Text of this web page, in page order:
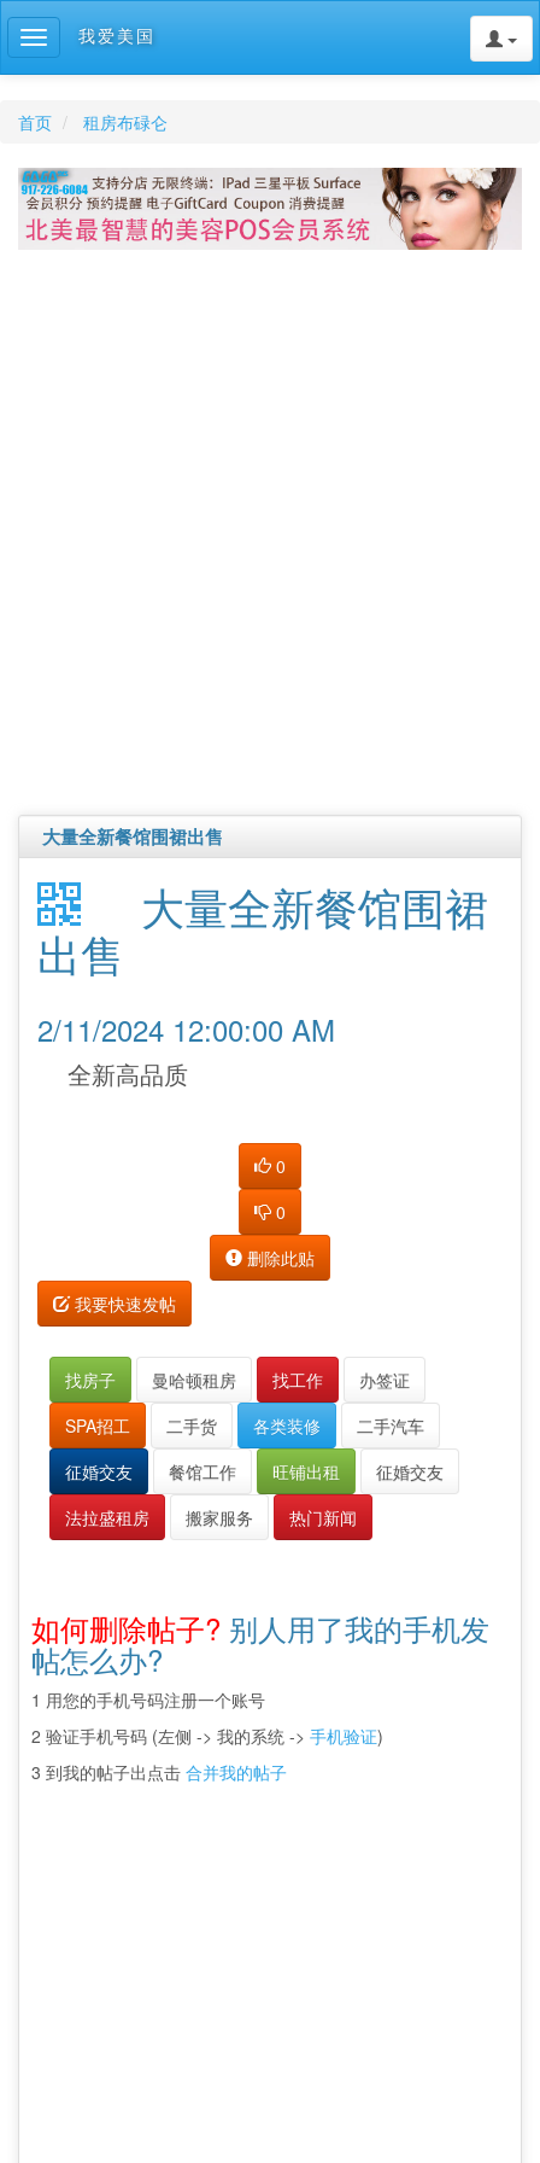
Toggle
navigation
我爱美国
首页 租房布碌仑
大量全新餐馆围裙出售
大量全新餐馆围裙
出售
2/11/2024 12:00:00 AM
全新高品质
0
0
删除此贴
我要快速发帖
找房子 曼哈顿租房 找工作
办签证
SPA招工
二手货 各类装修
二手汽车
征婚交友
餐馆工作 旺铺出租
征婚交友
法拉盛租房
搬家服务 热门新闻
如何删除帖子? 别人用了我的手机发
帖怎么办?
1 用您的手机号码注册一个账号
2 验证手机号码 (左侧 -> 我的系统 -> 手机验证)
3 到我的帖子出点击 合并我的帖子